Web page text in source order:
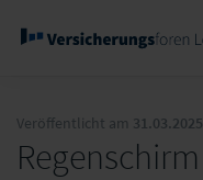
Veröffentlicht am 31.03.2025
Regenschirm